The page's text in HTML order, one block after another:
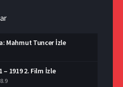
Mahmut Tuncer İzle
– 1919 2. Film İzle
8.9